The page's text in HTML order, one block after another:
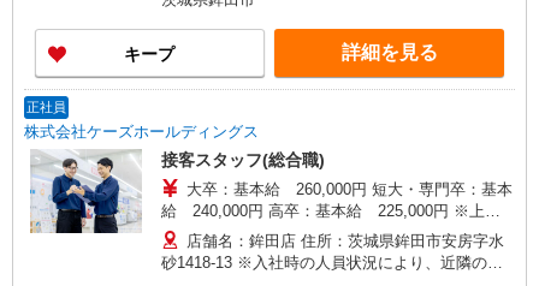
キープ 詳細を見る
正社員
株式会社ケーズホールディングス
接客スタッフ(総合職)
大卒：基本給 260,000円 短大・専門卒：基本
給 240,000円 高卒：基本給 225,000円 ※上記
は2026年4月実績。 ※経験・年齢などを考慮し、
加給・優遇いたします。 ・各種手当 役職、通勤、
時間外、家族、目標達成、資格 等
店舗名：鉾田店 住所：茨城県鉾田市安房字水
砂1418-13 ※入社時の人員状況により、近隣の他